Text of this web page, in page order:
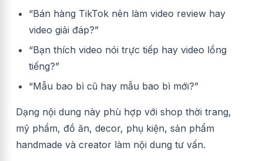
“Bán hàng TikTok nên làm video review hay
video giải đáp?”
“Bạn thích video nói trực tiếp hay video lồng
tiếng?”
“Mẫu bao bì cũ hay mẫu bao bì mới?”
Dạng nội dung này phù hợp với shop thời trang,
mỹ phẩm, đồ ăn, decor, phụ kiện, sản phẩm
handmade và creator làm nội dung tư vấn.